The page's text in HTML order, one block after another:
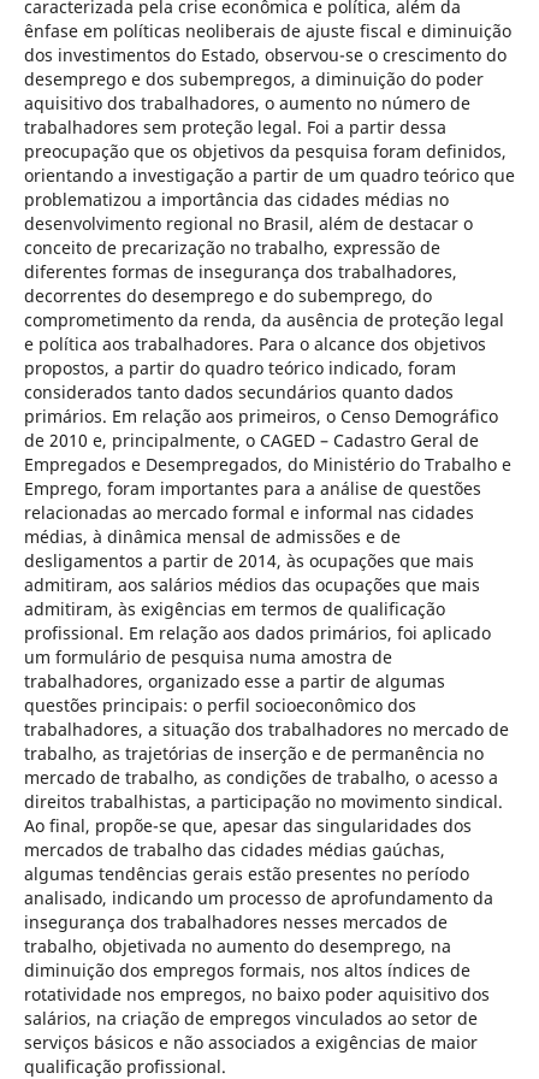
caracterizada pela crise econômica e política, além da
ênfase em políticas neoliberais de ajuste fiscal e diminuição
dos investimentos do Estado, observou-se o crescimento do
desemprego e dos subempregos, a diminuição do poder
aquisitivo dos trabalhadores, o aumento no número de
trabalhadores sem proteção legal. Foi a partir dessa
preocupação que os objetivos da pesquisa foram definidos,
orientando a investigação a partir de um quadro teórico que
problematizou a importância das cidades médias no
desenvolvimento regional no Brasil, além de destacar o
conceito de precarização no trabalho, expressão de
diferentes formas de insegurança dos trabalhadores,
decorrentes do desemprego e do subemprego, do
comprometimento da renda, da ausência de proteção legal
e política aos trabalhadores. Para o alcance dos objetivos
propostos, a partir do quadro teórico indicado, foram
considerados tanto dados secundários quanto dados
primários. Em relação aos primeiros, o Censo Demográfico
de 2010 e, principalmente, o CAGED – Cadastro Geral de
Empregados e Desempregados, do Ministério do Trabalho e
Emprego, foram importantes para a análise de questões
relacionadas ao mercado formal e informal nas cidades
médias, à dinâmica mensal de admissões e de
desligamentos a partir de 2014, às ocupações que mais
admitiram, aos salários médios das ocupações que mais
admitiram, às exigências em termos de qualificação
profissional. Em relação aos dados primários, foi aplicado
um formulário de pesquisa numa amostra de
trabalhadores, organizado esse a partir de algumas
questões principais: o perfil socioeconômico dos
trabalhadores, a situação dos trabalhadores no mercado de
trabalho, as trajetórias de inserção e de permanência no
mercado de trabalho, as condições de trabalho, o acesso a
direitos trabalhistas, a participação no movimento sindical.
Ao final, propõe-se que, apesar das singularidades dos
mercados de trabalho das cidades médias gaúchas,
algumas tendências gerais estão presentes no período
analisado, indicando um processo de aprofundamento da
insegurança dos trabalhadores nesses mercados de
trabalho, objetivada no aumento do desemprego, na
diminuição dos empregos formais, nos altos índices de
rotatividade nos empregos, no baixo poder aquisitivo dos
salários, na criação de empregos vinculados ao setor de
serviços básicos e não associados a exigências de maior
qualificação profissional.